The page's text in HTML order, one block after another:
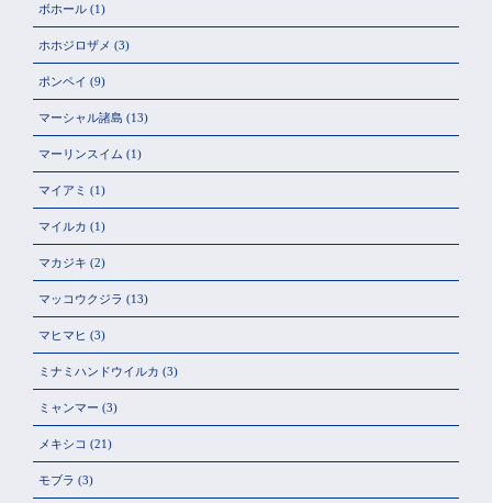
ボホール (1)
ホホジロザメ (3)
ポンペイ (9)
マーシャル諸島 (13)
マーリンスイム (1)
マイアミ (1)
マイルカ (1)
マカジキ (2)
マッコウクジラ (13)
マヒマヒ (3)
ミナミハンドウイルカ (3)
ミャンマー (3)
メキシコ (21)
モブラ (3)